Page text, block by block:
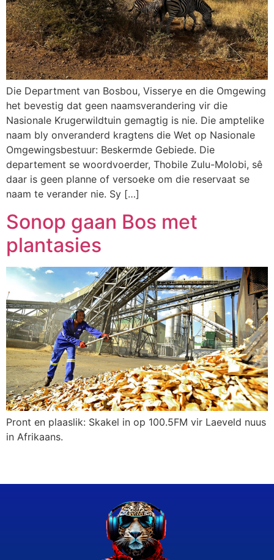
Die Department van Bosbou, Visserye en die Omgewing
het bevestig dat geen naamsverandering vir die
Nasionale Krugerwildtuin gemagtig is nie. Die amptelike
naam bly onveranderd kragtens die Wet op Nasionale
Omgewingsbestuur: Beskermde Gebiede. Die
departement se woordvoerder, Thobile Zulu-Molobi, sê
daar is geen planne of versoeke om die reservaat se
naam te verander nie. Sy […]
Sonop gaan Bos met
plantasies
Pront en plaaslik: Skakel in op 100.5FM vir Laeveld nuus
in Afrikaans.